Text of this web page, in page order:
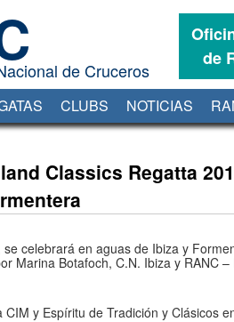
de Cruceros
Virtual de Regatas
de
CLUBS NOTICIAS
Classics Regatta
celebrará en aguas de Ibiza y
Marina Botafoch, C.N. Ibiza y RANC –
y Espíritu de Tradición y Clásicos